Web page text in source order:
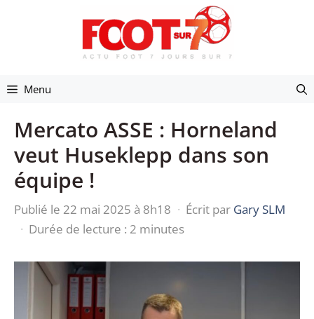
Menu
Mercato ASSE : Horneland
veut Huseklepp dans son
équipe !
Publié le 22 mai 2025 à 8h18 · Écrit par Gary SLM
· Durée de lecture : 2 minutes